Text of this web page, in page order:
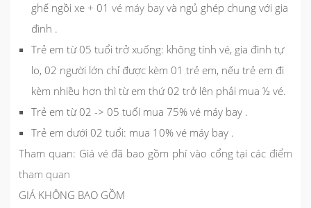
ghế ngồi xe + 01 vé máy bay và ngủ ghép chung với gia
đình .
Trẻ em từ 05 tuổi trở xuống: không tính vé, gia đình tự
lo, 02 người lớn chỉ được kèm 01 trẻ em, nếu trẻ em đi
kèm nhiều hơn thì từ em thứ 02 trở lên phải mua ½ vé.
Trẻ em từ 02 -> 05 tuổi mua 75% vé máy bay .
Trẻ em dưới 02 tuổi: mua 10% vé máy bay .
Tham quan: Giá vé đã bao gồm phí vào cổng tại các điểm
tham quan
GIÁ KHÔNG BAO GỒM